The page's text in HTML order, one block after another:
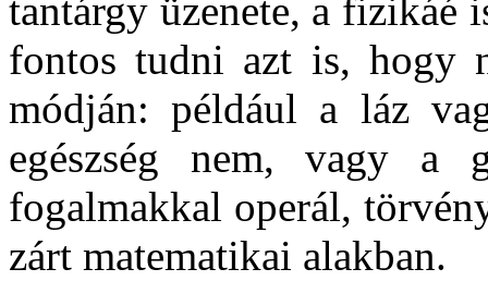
tantárgy üzenete, a fizikáé
fontos tudni azt is, hogy
módján: például a láz
egészség nem, vagy a
fogalmakkal operál,
zárt matematikai alakban.